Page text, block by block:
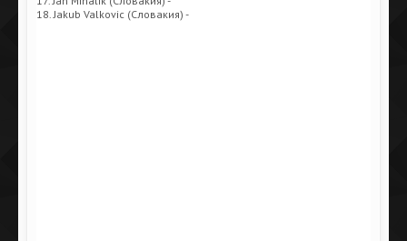
18. Jakub Valkovic (Словакия) -